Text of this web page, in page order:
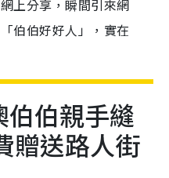
上分享，瞬間引來網
伯伯好好人」，實在
伯親手縫
贈送路人街